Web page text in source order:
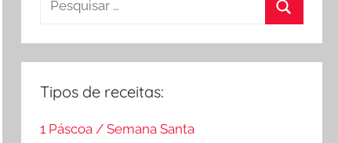
Tipos de receitas:
1 Páscoa / Semana Santa